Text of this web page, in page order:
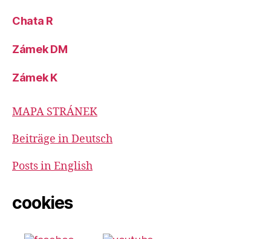
Chata R
Zámek DM
Zámek K
MAPA STRÁNEK
Beiträge in Deutsch
Posts in English
cookies